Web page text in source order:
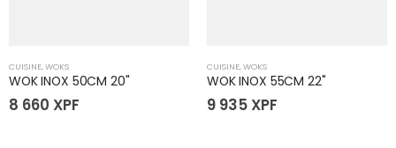
CUISINE, WOKS
WOK INOX 50CM 20"
8 660 XPF
CUISINE, WOKS
WOK INOX 55CM 22"
9 935 XPF